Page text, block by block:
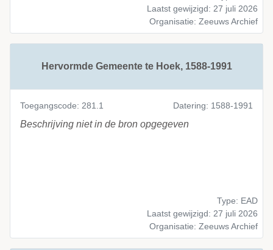
Laatst gewijzigd: 27 juli 2026
Organisatie: Zeeuws Archief
Hervormde Gemeente te Hoek, 1588-1991
Toegangscode: 281.1 Datering: 1588-1991
Beschrijving niet in de bron opgegeven
Type: EAD
Laatst gewijzigd: 27 juli 2026
Organisatie: Zeeuws Archief